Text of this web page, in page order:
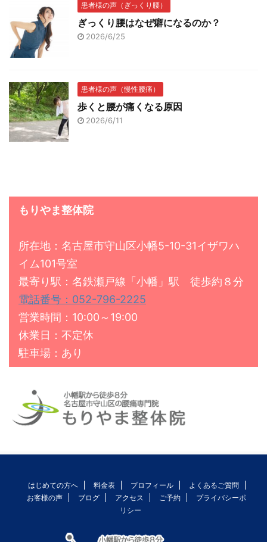
患者様の声（ぎっくり腰）
ぎっくり腰はなぜ癖になるのか？
2026/6/25
患者様の声（慢性腰痛）
歩くと腰が痛くなる原因
2026/6/11
もりやま整体院
所在地：名古屋市守山区小幡5-10-31イザワハ
イム101号室
最寄り駅：名鉄瀬戸線「小幡」駅 徒歩約８分
電話番号：052-796-2225
営業時間：10:00～19:00
休業日：不定休
駐車場：あり
はじめての方へ 料金表 プロフィール
よくあるご質問
お客様の声
ブログ アクセス ご予約
プライバシーポ
リシー